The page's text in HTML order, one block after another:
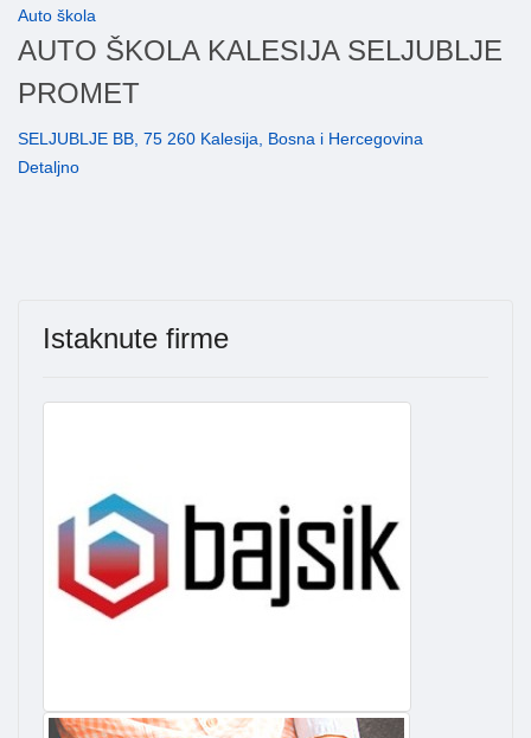
Auto škola
AUTO ŠKOLA KALESIJA SELJUBLJE
PROMET
SELJUBLJE BB, 75 260 Kalesija, Bosna i Hercegovina
Detaljno
Istaknute firme